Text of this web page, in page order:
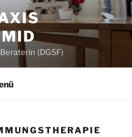
(DGSF)